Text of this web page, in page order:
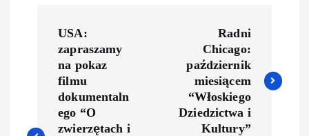
USA:
zapraszamy
na pokaz
filmu
dokumentaln
ego “O
zwierzętach i
Radni
Chicago:
październik
miesiącem
“Włoskiego
Dziedzictwa i
Kultury”